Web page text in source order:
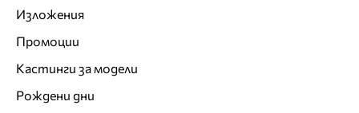
Изложения
Промоции
Кастинги за модели
Рождени дни